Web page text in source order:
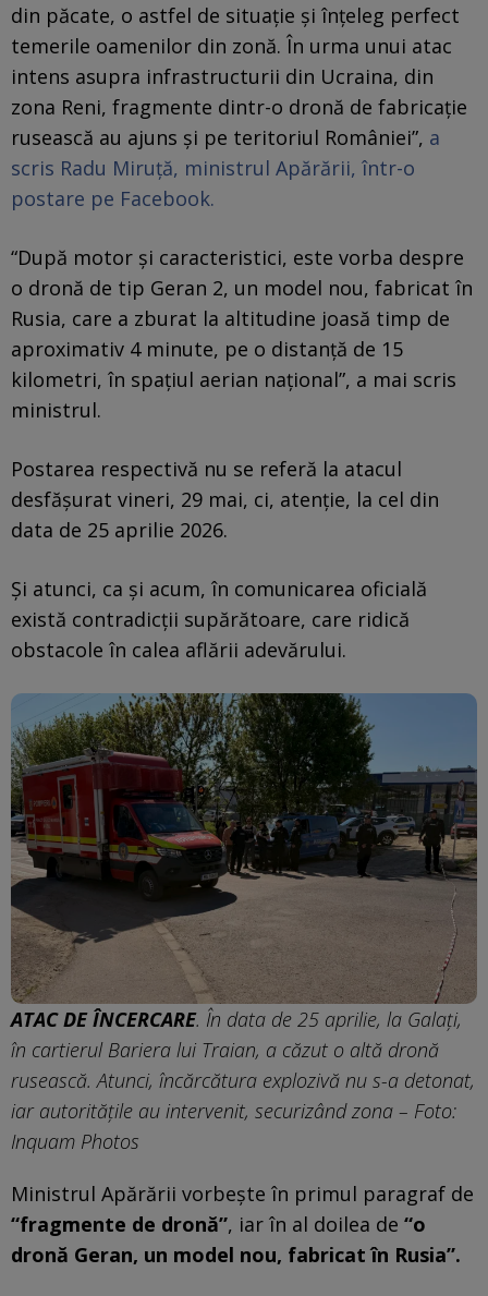
din păcate, o astfel de situație și înțeleg perfect
temerile oamenilor din zonă. În urma unui atac
intens asupra infrastructurii din Ucraina, din
zona Reni, fragmente dintr-o dronă de fabricație
rusească au ajuns și pe teritoriul României”, a
scris Radu Miruță, ministrul Apărării, într-o
postare pe Facebook.
“După motor și caracteristici, este vorba despre
o dronă de tip Geran 2, un model nou, fabricat în
Rusia, care a zburat la altitudine joasă timp de
aproximativ 4 minute, pe o distanță de 15
kilometri, în spațiul aerian național”, a mai scris
ministrul.
Postarea respectivă nu se referă la atacul
desfășurat vineri, 29 mai, ci, atenție, la cel din
data de 25 aprilie 2026.
Și atunci, ca și acum, în comunicarea oficială
există contradicții supărătoare, care ridică
obstacole în calea aflării adevărului.
ATAC DE ÎNCERCARE. În data de 25 aprilie, la Galați,
în cartierul Bariera lui Traian, a căzut o altă dronă
rusească. Atunci, încărcătura explozivă nu s-a detonat,
iar autoritățile au intervenit, securizând zona – Foto:
Inquam Photos
Ministrul Apărării vorbește în primul paragraf de
“fragmente de dronă”, iar în al doilea de “o
dronă Geran, un model nou, fabricat în Rusia”.